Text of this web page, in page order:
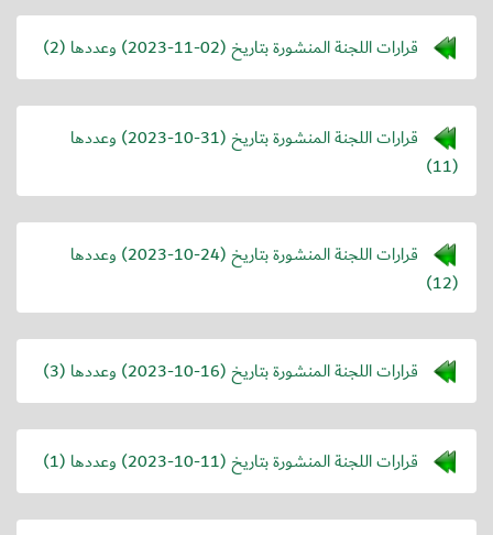
قرارات اللجنة المنشورة بتاريخ (2023-11-02) وعددها (2)
قرارات اللجنة المنشورة بتاريخ (2023-10-31) وعددها
(11)
قرارات اللجنة المنشورة بتاريخ (2023-10-24) وعددها
(12)
قرارات اللجنة المنشورة بتاريخ (2023-10-16) وعددها (3)
قرارات اللجنة المنشورة بتاريخ (2023-10-11) وعددها (1)